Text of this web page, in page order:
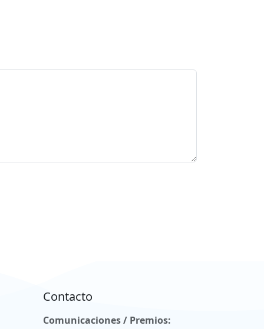
Contacto
Comunicaciones / Premios: